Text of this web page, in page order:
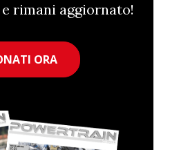
rimani aggiornato!
ORA